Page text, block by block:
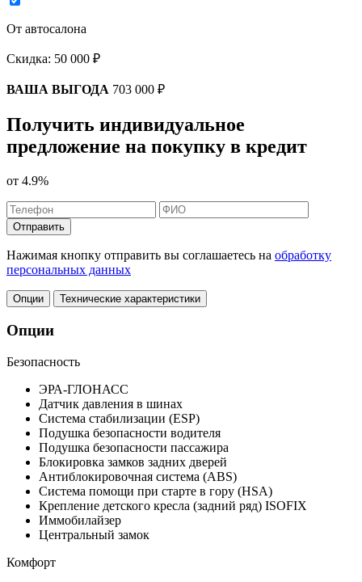
От автосалона
Скидка: 50 000 ₽
ВАША ВЫГОДА 703 000 ₽
Получить индивидуальное
предложение на покупку в кредит
от 4.9%
Отправить
Нажимая кнопку отправить вы соглашаетесь на обработку
персональных данных
Опции Технические характеристики
Опции
Безопасность
ЭРА-ГЛОНАСС
Датчик давления в шинах
Система стабилизации (ESP)
Подушка безопасности водителя
Подушка безопасности пассажира
Блокировка замков задних дверей
Антиблокировочная система (ABS)
Система помощи при старте в гору (HSA)
Крепление детского кресла (задний ряд) ISOFIX
Иммобилайзер
Центральный замок
Комфорт